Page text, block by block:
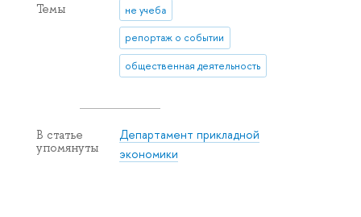
Темы не учеба
репортаж о событии
общественная деятельность
В статье
упомянуты
Департамент прикладной
экономики